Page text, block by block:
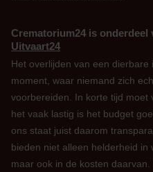
Crematorium24 is onderdeel
Uitvaart24
Het overlijden van een
moment, waar niemand zich
voorbereiden. In korte tijd moet
het vaak lastig is het budget
ons staat juist daarom
bieden niet alleen helderheid in
maar ook in de kosten daarvan.